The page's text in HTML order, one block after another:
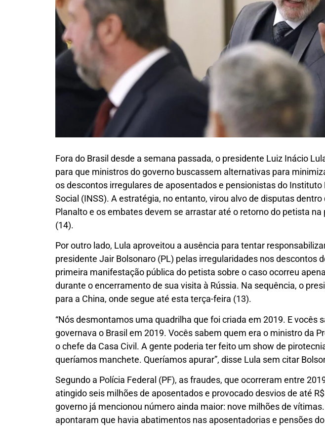
Fora do Brasil desde a semana passada, o presidente Luiz Inácio
para que ministros do governo buscassem alternativas para
os descontos irregulares de aposentados e pensionistas do Instituto
Social (INSS). A estratégia, no entanto, virou alvo de disputas dentro
Planalto e os embates devem se arrastar até o retorno do petista
(14).
Por outro lado, Lula aproveitou a ausência para tentar
presidente Jair Bolsonaro (PL) pelas irregularidades nos descontos
primeira manifestação pública do petista sobre o caso ocorreu
durante o encerramento de sua visita à Rússia. Na sequência, o
para a China, onde segue até esta terça-feira (13).
“Nós desmontamos uma quadrilha que foi criada em 2019. E vocês
governava o Brasil em 2019. Vocês sabem quem era o ministro da
o chefe da Casa Civil. A gente poderia ter feito um show de
queríamos manchete. Queríamos apurar”, disse Lula sem citar
Segundo a Polícia Federal (PF), as fraudes, que ocorreram entre
atingido seis milhões de aposentados e provocado desvios de até
governo já mencionou número ainda maior: nove milhões de
apontaram que havia abatimentos nas aposentadorias e pensões